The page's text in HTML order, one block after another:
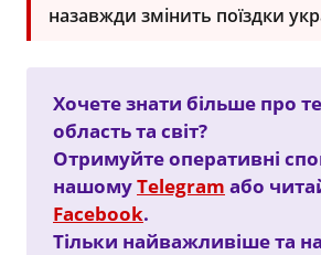
назавжди змінить поїздки
Хочете знати більше про
область та світ?
Отримуйте оперативні
нашомуTelegram або
Facebook.
Тільки найважливіше та